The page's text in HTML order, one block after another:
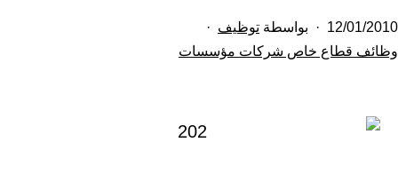
تم
النشر
12/01/2010 بواسطة توظيف
مصنف
وظائف قطاع خاص شركات مؤسسات